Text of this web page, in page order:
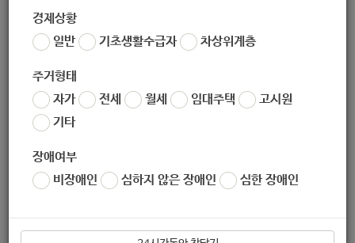
경제상황
일반
기초생활수급자 차상위계층
주거형태
자가
전세 월세 임대주택
고시원
기타
장애여부
비장애인
심하지 않은 장애인 심한 장애인
1) 신청일 기준 노원구에 주민등록
2) 65세 이상 어르신 150명
2.선정기준
(2) 직역연금수급자(배우자 포함)